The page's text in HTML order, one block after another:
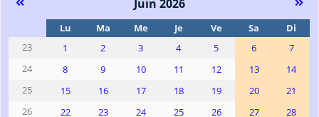
Juin 2026
Lu Ma Me Je Ve Sa
Di
23
1 2 3 4 5 6
7
24
8 9 10 11 12 13
14
25
15 16 17 18 19 20
21
26
22 23 24 25 26 27 28